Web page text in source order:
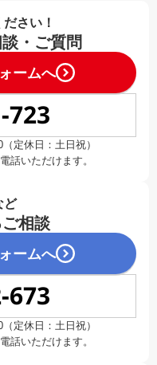
さい！
・ご質問
ームへ
723
定休日：土日祝）
話いただけます。
ど
相談
ームへ
673
定休日：土日祝）
話いただけます。